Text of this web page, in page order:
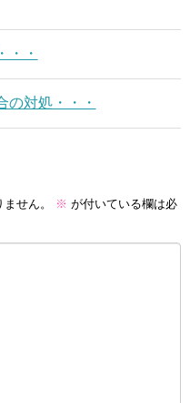
・・
の対処・・・
せん。 ※ が付いている欄は必